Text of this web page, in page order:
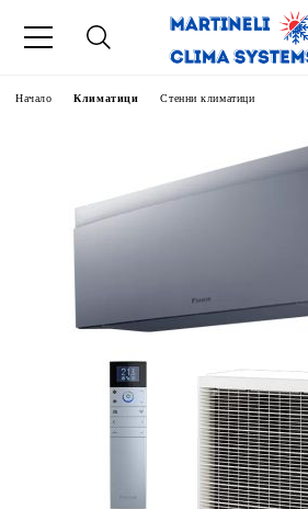
Начало Климатици Стенни климатици